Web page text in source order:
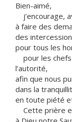
Bien-aimé,
j’encourage,
à faire des
des
pour tous les
pour les chefs
l’autorité,
afin que nous
dans la
en toute piété
Cette prière